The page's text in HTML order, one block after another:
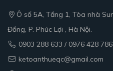
Ô số 5A, Tầng 1, Tòa nhà
Đồng, P. Phúc Lợi , Hà Nội.
0903 288 633 / 0976 428 786
ketoanthueqc@gmail.com